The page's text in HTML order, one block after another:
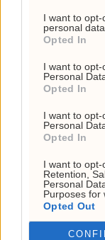
I want to
personal data.
Opted In
I want to
Personal
Opted In
I want to
Personal
Opted In
I want to opt-
Retention,
Personal
Purposes for
Opted Out
– Til slutt
aksjonærene
ved et
mange
til å gå inn
kontraktene
alvorlig de
Investornytt
Buer er i